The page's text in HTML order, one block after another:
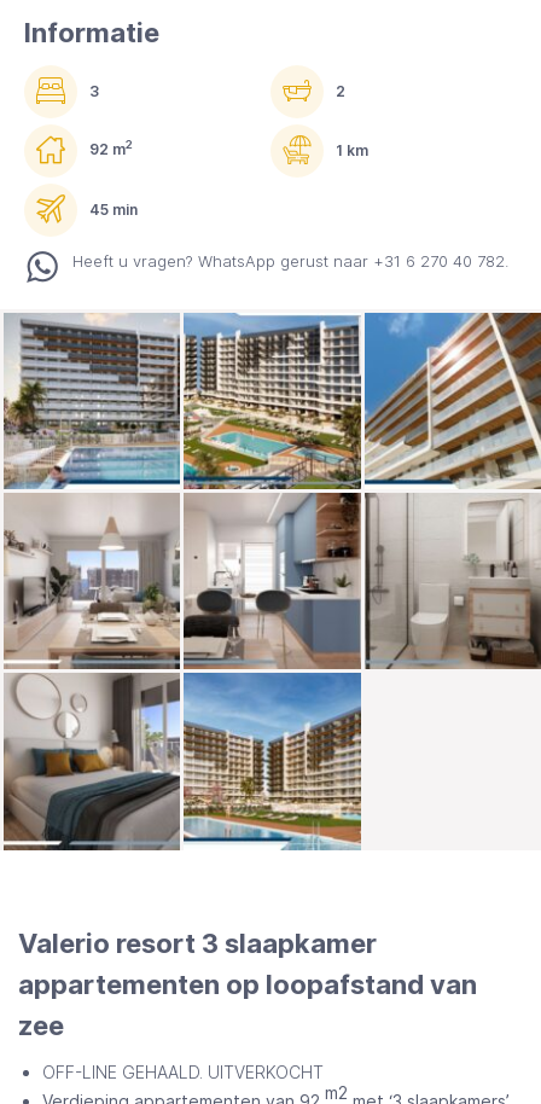
Informatie
3 2
92 m2 1 km
45 min
Heeft u vragen? WhatsApp gerust naar +31 6 270 40 782.
Valerio resort 3 slaapkamer
appartementen op loopafstand van
zee
OFF-LINE GEHAALD. UITVERKOCHT
m2